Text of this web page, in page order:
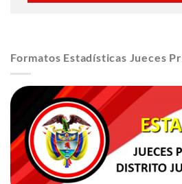
Formatos Estadísticas Jueces